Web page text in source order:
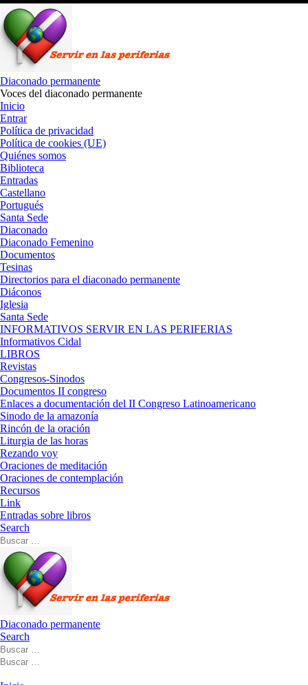
Saltar
al
contenido
Diaconado permanente
Voces del diaconado permanente
Inicio
Entrar
Política de privacidad
Política de cookies (UE)
Quiénes somos
Biblioteca
Entradas
Castellano
Portugués
Santa Sede
Diaconado
Diaconado Femenino
Documentos
Tesinas
Directorios para el diaconado permanente
Diáconos
Iglesia
Santa Sede
INFORMATIVOS SERVIR EN LAS PERIFERIAS
Informativos Cidal
LIBROS
Revistas
Congresos-Sinodos
Documentos II congreso
Enlaces a documentación del II Congreso Latinoamericano
Sinodo de la amazonía
Rincón de la oración
Liturgia de las horas
Rezando voy
Oraciones de meditación
Oraciones de contemplación
Recursos
Link
Entradas sobre libros
Search
Buscar
Diaconado permanente
Search
Buscar
Buscar
Menú